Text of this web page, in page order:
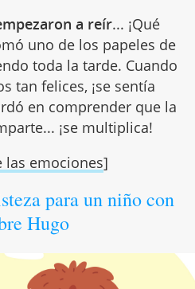
a reír... ¡Qué
uno de los papeles de
toda la tarde. Cuando
tan felices, ¡se sentía
en comprender que la
¡se multiplica!
las emociones]
para un niño con
Hugo